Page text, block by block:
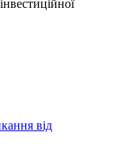
від